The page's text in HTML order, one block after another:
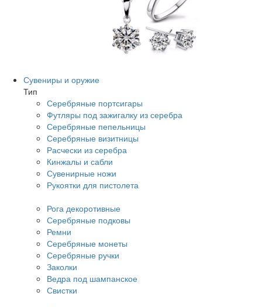
Сувениры и оружие
Тип
Серебряные портсигары
Футляры под зажигалку из серебра
Серебряные пепельницы
Серебряные визитницы
Расчески из серебра
Кинжалы и сабли
Сувенирные ножи
Рукоятки для пистолета
Рога декоротивные
Серебряные подковы
Ремни
Серебряные монеты
Серебряные ручки
Заколки
Ведра под шампанское
Свистки